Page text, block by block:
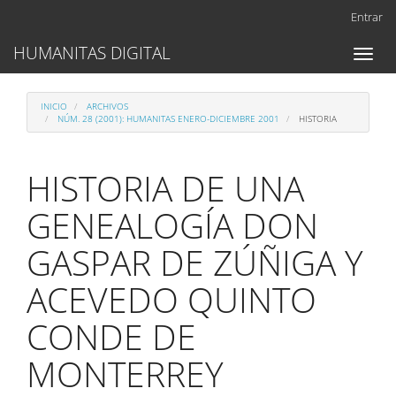
Contenido
principal
lateral
Entrar
Toggle
HUMANITAS DIGITAL
INICIO
ARCHIVOS
NÚM. 28 (2001): HUMANITAS ENERO-DICIEMBRE 2001
HISTORIA
HISTORIA DE UNA
GENEALOGÍA DON
GASPAR DE ZÚÑIGA Y
ACEVEDO QUINTO
CONDE DE
MONTERREY